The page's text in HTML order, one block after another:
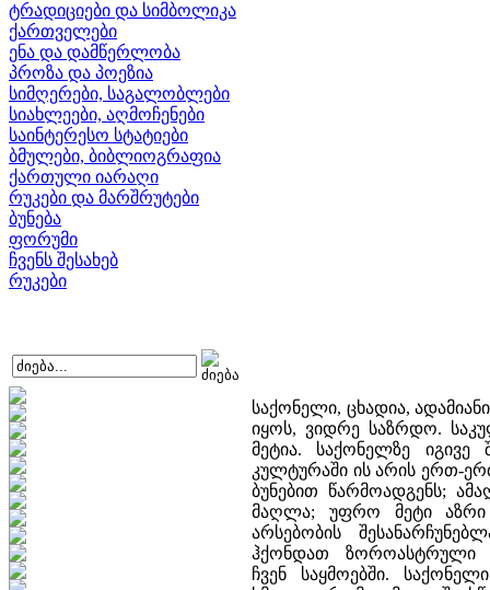
ტრადიციები და სიმბოლიკა
ქართველები
ენა და დამწერლობა
პროზა და პოეზია
სიმღერები, საგალობლები
სიახლეები, აღმოჩენები
საინტერესო სტატიები
ბმულები, ბიბლიოგრაფია
ქართული იარაღი
რუკები და მარშრუტები
ბუნება
ფორუმი
ჩვენს შესახებ
რუკები
საქონელი, ცხადია, ადამიანის სარჩოა, მისი ცხოვრების სახსარი. მაგრამ ის შეიძლება უფრო მეტი იყოს, ვიდრე საზრდო. საკულტო აზრით, პირველადი მასში სწორედ ის არის, რაც საზრდოზე მეტია. საქონელზე იგივე შეგვიძლია გავიმეოროთ, რაც ითქვა თასზე, რომ ტრადიციულ კულტურაში ის არის ერთ-ერთი იმ საგანთაგან, რომელსაც შეუძლია იტვირთოს იმაზე მეტი, რასაც ბუნებით წარმოადგენს; ამაღლდეს, ადამიანმა აამაღლოს ის მის ელემენტურ დანიშნულებაზე მაღლა; უფრო მეტი აზრი შესძინოს საზოგადოებისათვის, ვიდრე აქვს საკვებს ფიზიკური არსებობის შესანარჩუნებლად. ეს გაცნობიერებულია ინდურ კულტურაში, ეს შეგნებული ჰქონდათ ზოროასტრული ჰიმნების - გათების შემქმნელებს, ეს სავსებით გააზრებულია ჩვენ საყმოებში. საქონელი წმიდა, საპატივებელი არსებაა. რას ნიშნავს ეს? რობერტსონ სმითი, რომელმაც შეისწავლა მესაქონლე და მწყემსი ხალხების, კერძოდ, სემიტი ტომების ჩვეულებანი საქონელთან დაკავშირებით, წერს შემდეგს: «შინაური ცხოველები პატივით არიან მოსილნი დედამიწის სხვადასხვა კუთხის მწყემს ხალხებში. ისინი, ერთის მხრივ, მიჩნეული არიან ადამიანის მეგობრებად და თვისტომებად, მეორეს მხრივ, ღვთიური ბუნების არსებებად; მათი დახოცვა მხოლოდ განსაკუთრებულ ვითარებაშია ნებადართული, და ასეთ დროსაც კი არ გამოიყენება კერძო, ყოველდღიურ საკვებად, არამედ მხოლოდ და მხოლოდ საერთო დღესასწაულებზე. აფრიკის ერთ-ერთ მომთაბარე ტომზე ამბობენ, რომ მათ ერთადერთ სარჩოს ცხვრის ფარები და საქონელი წარმოადგენს. როცა საძოვარი უხვია წვიმების შემდეგ, ისინი იკვებებიან რძეში შეზავებული სისხლით, რომელსაც ისევე, როგორც არაბეთში, ცოცხალ პირუტყვს უღებენ; ხოლო გვალვების დროს ბებერი ან სნეული ცხოველის ხორცს ჭამენ. მაგრამ პირუტყვის დამკვლელი უწმიდურად ითვლება მათ თვალში... საქონელი წმიდა არსებაა, რადგან ის წარმოადგენს ადამიანის ცხოვრების სახსარს. მას კლავენ მხოლოდ გასაჭირის დროს და მისი დამკვლელი უწმიდურად ითვლება, რაც იმას გულისხმობს, რომ დაკვლა პირუტყვისა უკეთური საქმეა... ყოველდღიური საკვები აფრიკის ბევრი მესაქონლე ხალხისა არის რძე ან ნანადირევი, საქონელი კი, რომელსაც ისინი მწყესავენ, იშვიათად იკვლის საკვებად; მას მხოლოდ განსაკუთრებულ შემთხვევაში კლავენ, მაგ., ლაშქრობის გამოცხადებისას, ბავშვების წინადაცვეთისას და ქორწილში; ან კლავენ სამოსელისთვის ან იმიტომ, რომ პირუტყვი დასახიჩრებულია ან ბებერი...» (157, 277-9). თითქოს პარადოქსია: საქონელი ადამიანის ერთადერთი სარჩოა, რისთვისაც კაცი თავს დადებს, მაგრამ ის არ იკვლის ყოველდღიური პურობისათვის; უფრო მეტი: მისი დაკვლა უღვთო აქტია. სწორედ იმიტომ, რომ საქონელი ჩვენი საყმოს სიცოცხლის სახსარია, მისი იმედი ამ წუთისოფელში, ის არ იკვლის ყოველდღიური საკვებისთვის, არამედ როგორც მესაქონლე სემიტი ტომები იქცევიან, ის იკვლის ლაშქრობის წინ ჯვარში, ჯვარის დღესასწაულებზე, ჯვარში გაყვანისას, ქორწილში, მიცვალებულის ხარჯებში. საყმოს ცხოვრების ამ მნიშვნელოვან, გარდამტეხ პერიოდებში შეიძლება გაიწიროს, შეიწიროს საქონელი. ხარი იწირება საყმოს გენეზისში, როგორც დავინახეთ, ადამიანის ყოფნა-არყოფნის ზღურბლზე და ეს გასდევს მის ცხოვრებას, თავს იჩენს კერძო და საერთო მნიშვნელოვან შემთხვევებში. ხარი, ჩვენ ვიცით,